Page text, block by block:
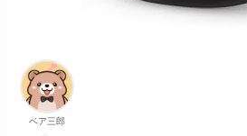
ベア三郎